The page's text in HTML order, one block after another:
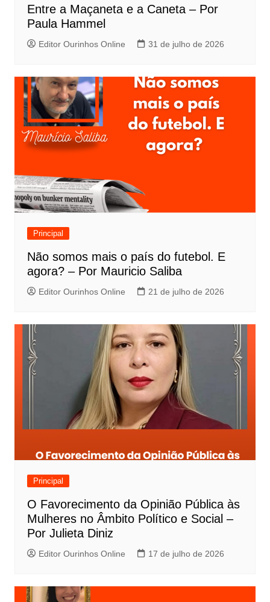
Entre a Maçaneta e a Caneta – Por
Paula Hammel
Editor Ourinhos Online 31 de julho de 2026
Principal
Não somos mais o país do futebol. E
agora? – Por Mauricio Saliba
Editor Ourinhos Online 21 de julho de 2026
Principal
O Favorecimento da Opinião Pública às
Mulheres no Âmbito Político e Social –
Por Julieta Diniz
Editor Ourinhos Online 17 de julho de 2026